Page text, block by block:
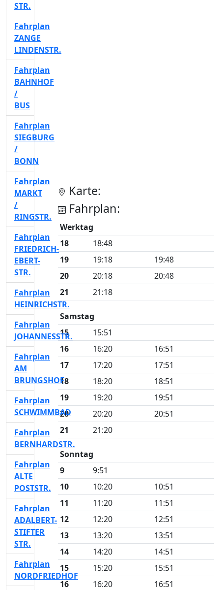
Karte:
Fahrplan:
Werktag
18
18:48
19
19:18
19:48
20
20:18
20:48
21
21:18
Samstag
15
15:51
16
16:20
16:51
17
17:20
17:51
18
18:20
18:51
19
19:20
19:51
20
20:20
20:51
21
21:20
Sonntag
9
9:51
10
10:20
10:51
11
11:20
11:51
12
12:20
12:51
13
13:20
13:51
14
14:20
14:51
15
15:20
15:51
16
16:20
16:51
STR.
Fahrplan
ZANGE
LINDENSTR.
Fahrplan
BAHNHOF
/
BUS
Fahrplan
SIEGBURG
/
BONN
Fahrplan
MARKT
/
RINGSTR.
Fahrplan
FRIEDRICH-
EBERT-
STR.
Fahrplan
HEINRICHSTR.
Fahrplan
JOHANNESSTR.
Fahrplan
AM
BRUNGSHOF
Fahrplan
SCHWIMMBAD
Fahrplan
BERNHARDSTR.
Fahrplan
ALTE
POSTSTR.
Fahrplan
ADALBERT-
STIFTER
STR.
Fahrplan
NORDFRIEDHOF